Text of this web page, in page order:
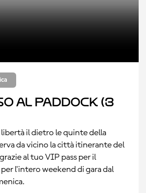
al Paddock (3
il dietro le quinte della
da vicino la città itinerante del
al tuo VIP pass per il
l'intero weekend di gara dal